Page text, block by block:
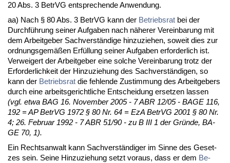
20 Abs. 3 Be­trVG ent­spre­chen­de An­wen­dung.
aa) Nach § 80 Abs. 3 Be­trVG kann der Be­triebs­rat bei der
Durchführung sei­ner Auf­ga­ben nach nähe­rer Ver­ein­ba­rung mit
dem Ar­beit­ge­ber Sach­verständi­ge hin­zu­zie­hen, so­weit dies zur
ord­nungs­gemäßen Erfüllung sei­ner Auf­ga­ben er­for­der­lich ist.
Ver­wei­gert der Ar­beit­ge­ber ei­ne sol­che Ver­ein­ba­rung trotz der
Er­for­der­lich­keit der Hin­zu­zie­hung des Sach­verständi­gen, so
kann der Be­triebs­rat die feh­len­de Zu­stim­mung des Ar­beit­ge­bers
durch ei­ne ar­beits­ge­richt­li­che Ent­schei­dung er­set­zen las­sen
(vgl. et­wa BAG 16. No­vem­ber 2005 - 7 ABR 12/05 - BA­GE 116,
192 = AP Be­trVG 1972 § 80 Nr. 64 = EzA Be­trVG 2001 § 80 Nr.
4; 26. Fe­bru­ar 1992 - 7 ABR 51/90 - zu B III 1 der Grün­de, BA­
GE 70, 1).
Ein Rechts­an­walt kann Sach­verständi­ger im Sin­ne des Ge­set­
zes sein. Sei­ne Hin­zu­zie­hung setzt vor­aus, dass er dem Be­